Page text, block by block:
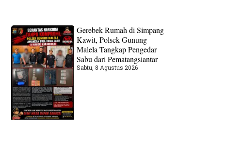
Gerebek Rumah di Simpang
Kawit, Polsek Gunung
Malela Tangkap Pengedar
Sabu dari Pematangsiantar
Sabtu, 8 Agustus 2026